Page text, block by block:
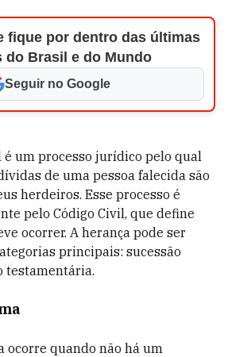
fique por dentro das últimas
do Brasil e do Mundo
Seguir no Google
é um processo jurídico pelo qual
de uma pessoa falecida são
herdeiros. Esse processo é
pelo Código Civil, que define
ocorrer. A herança pode ser
principais: sucessão
testamentária.
ocorre quando não há um